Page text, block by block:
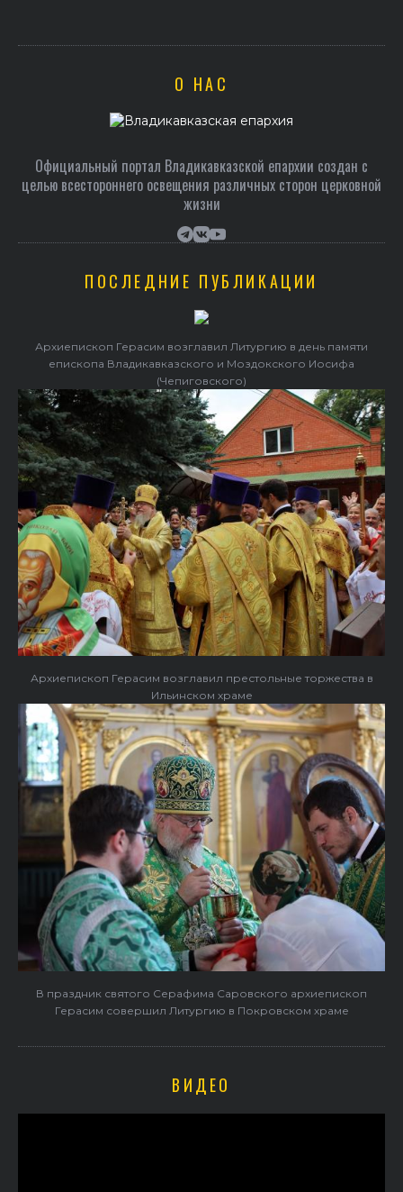
О НАС
Официальный портал Владикавказской епархии создан c
целью всестороннего освещения различных сторон церковной
жизни
ПОСЛЕДНИЕ ПУБЛИКАЦИИ
Архиепископ Герасим возглавил Литургию в день памяти
епископа Владикавказского и Моздокского Иосифа
(Чепиговского)
Архиепископ Герасим возглавил престольные торжества в
Ильинском храме
В праздник святого Серафима Саровского архиепископ
Герасим совершил Литургию в Покровском храме
ВИДЕО